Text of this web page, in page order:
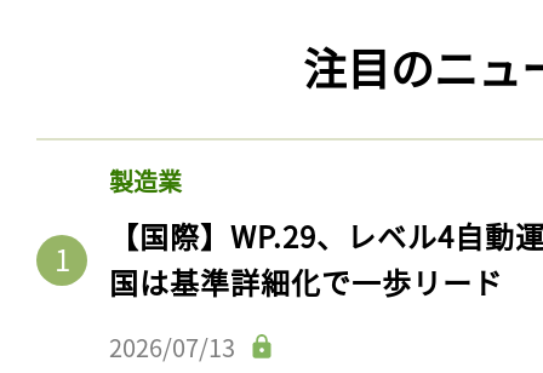
注目のニュ
製造業
【国際】WP.29、レベル4自動
国は基準詳細化で一歩リード
2026/07/13